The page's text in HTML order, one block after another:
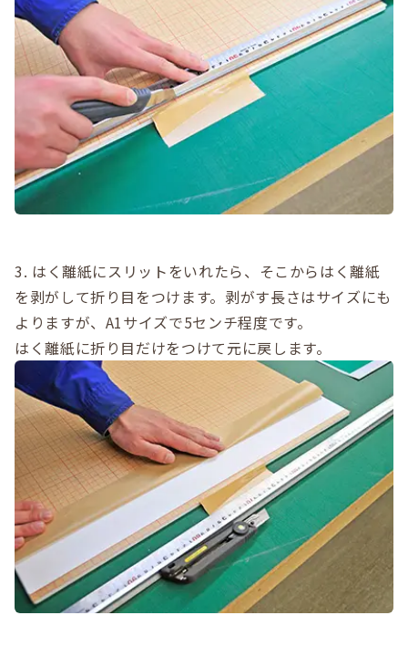
3. はく離紙にスリットをいれたら、そこからはく離紙
を剥がして折り目をつけます。剥がす長さはサイズにも
よりますが、A1サイズで5センチ程度です。
はく離紙に折り目だけをつけて元に戻します。